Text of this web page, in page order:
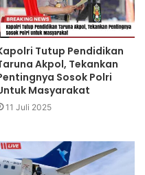
Tutup Pendidikan
Akpol, Tekankan
Sosok Polri
Masyarakat
11 Juli 2025